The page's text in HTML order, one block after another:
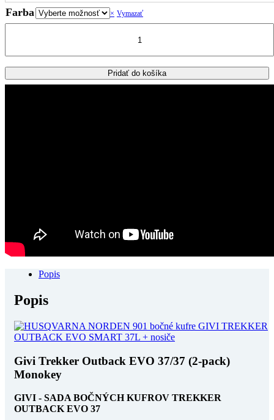
1,014.00€
Farba Vymazať
bočné
kufre
Pridať do košíka
Popis
Popis
Givi Trekker Outback EVO 37/37 (2-pack)
Monokey
GIVI - SADA BOČNÝCH KUFROV TREKKER
OUTBACK EVO 37